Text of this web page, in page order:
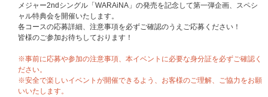
メジャー2ndシングル「WARAiNA」の発売を記念して第一弾企画、スペシ
ャル特典会を開催いたします。
各コースの応募詳細、注意事項を必ずご確認のうえご応募ください！
皆様のご参加お待ちしております！
※事前に応募や参加の注意事項、本イベントに必要な身分証を必ずご確認く
ださい。
※安全で楽しいイベントが開催できるよう、お客様のご理解、ご協力をお願
いいたします。